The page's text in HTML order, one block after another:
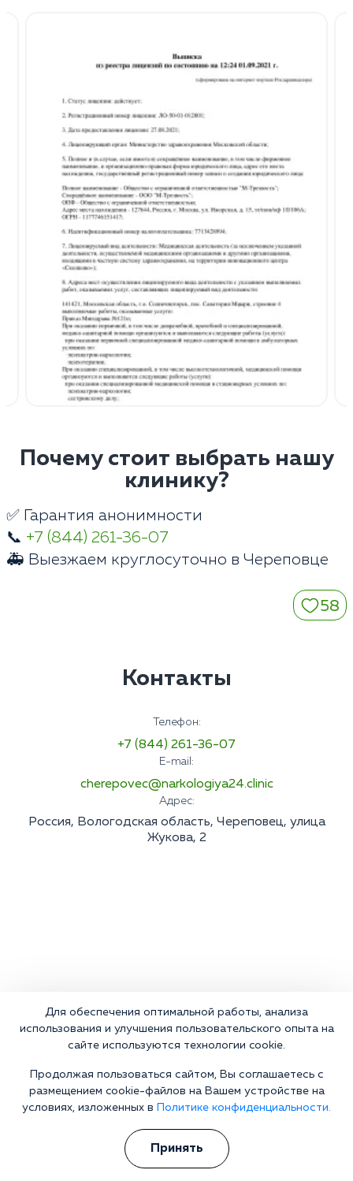
Почему стоит выбрать нашу
клинику?
✅ Гарантия анонимности
📞 +7 (844) 261-36-07
🚑 Выезжаем круглосуточно в Череповце
58
Контакты
Телефон:
+7 (844) 261-36-07
E-mail:
cherepovec@narkologiya24.clinic
Адрес:
Россия, Вологодская область, Череповец, улица
Жукова, 2
Для обеспечения оптимальной работы, анализа
использования и улучшения пользовательского опыта на
сайте используются технологии cookie.
Продолжая пользоваться сайтом, Вы соглашаетесь с
размещением cookie-файлов на Вашем устройстве на
условиях, изложенных в
Политике конфиденциальности.
Принять